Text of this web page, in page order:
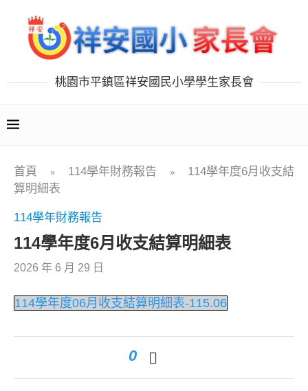
桃園市平鎮區祥安國民小學學生家長會
首頁 » 114學年財務報告 »
114學年度6月收支結
算明細表
114學年財務報告
114學年度6月收支結算明細表
2026 年 6 月 29 日
114學年度06月收支結算明細表-115.06
0